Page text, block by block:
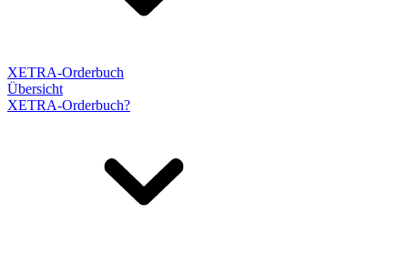
XETRA-Orderbuch
Übersicht
XETRA-Orderbuch?